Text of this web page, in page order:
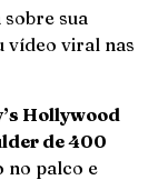
sua
vídeo viral nas
Hollywood
de 400
no palco e